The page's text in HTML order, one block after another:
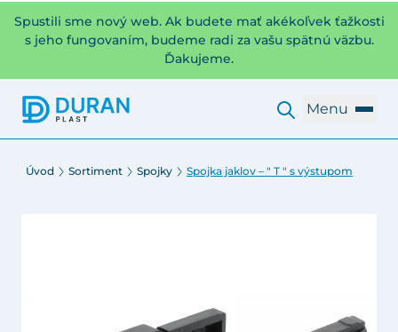
Spustili sme nový web. Ak budete mať akékoľvek ťažkosti
s jeho fungovaním, budeme radi za vašu spätnú väzbu.
Ďakujeme.
Menu
Úvod Sortiment Spojky Spojka jaklov – " T " s výstupom